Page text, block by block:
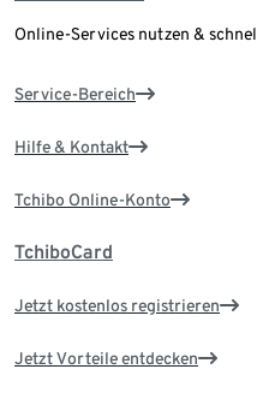
Online-Services nutzen &
Service-Bereich
Hilfe & Kontakt
Tchibo Online-Konto
TchiboCard
Jetzt kostenlos registrieren
Jetzt Vorteile entdecken